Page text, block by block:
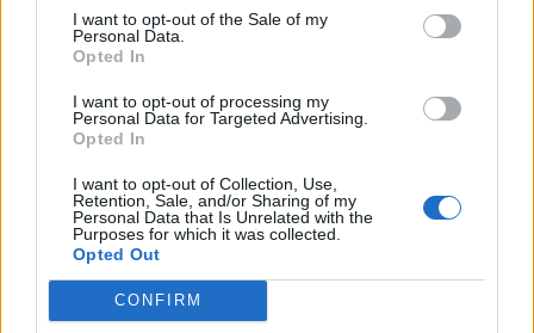
I want to opt-out of the Sale of my
Personal Data.
Opted In
I want to opt-out of processing my
Personal Data for Targeted Advertising.
Opted In
I want to opt-out of Collection, Use,
Retention, Sale, and/or Sharing of my
Personal Data that Is Unrelated with the
Purposes for which it was collected.
Opted Out
CONFIRM
απάτης εις βάρος γυναίκας - Αναζητείται ο
συνεργός
6 Αυγούστου 2026, 11:00
Ξεκίνησε η δράση της ιερακοθηρίας στο
Παυσίλυπο για την απομάκρυνση των
6 Αυγούστου 2026, 10:56
ΛΑ.ΣΥ. Θεσσαλίας: "Συναινετικά οι
παρατάξεις Κουρέτα-Αγοραστού, που
αποτελούν την περιφερειακή επιτροπή
Θεσσαλίας, ξεπέταξαν 102 θέματα, σε 12